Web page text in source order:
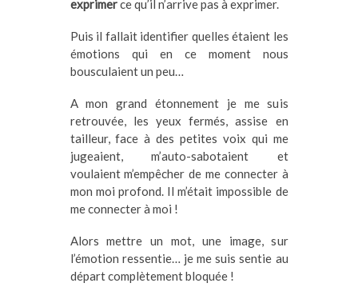
exprimerce qu’il n’arrive pas à exprimer.
Puis il fallait identifier quelles étaient les
émotions qui en ce moment nous
bousculaient un peu…
A mon grand étonnement je me suis
retrouvée, les yeux fermés, assise en
tailleur, face à des petites voix qui me
jugeaient, m’auto-sabotaient et
voulaient m’empêcher de me connecter à
mon moi profond. Il m’était impossible de
me connecter à moi !
Alors mettre un mot, une image, sur
l’émotion ressentie… je me suis sentie au
départ complètement bloquée !